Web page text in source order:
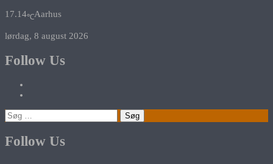
17.14℃Aarhus
lørdag, 8 august 2026
Follow Us
Søg
efter:
Follow Us